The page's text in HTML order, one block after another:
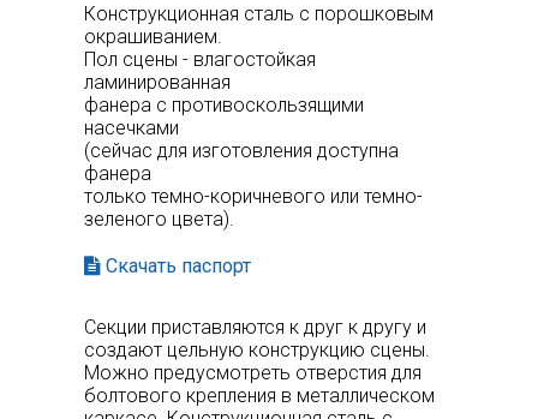
Конструкционная сталь с порошковым
окрашиванием.
Пол сцены - влагостойкая
ламинированная
фанера с противоскользящими
насечками
(сейчас для изготовления доступна
фанера
только темно-коричневого или темно-
зеленого цвета).
Скачать паспорт
Секции приставляются к друг к другу и
создают цельную конструкцию сцены.
Можно предусмотреть отверстия для
болтового крепления в металлическом